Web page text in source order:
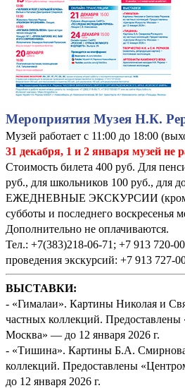
Мероприятия Музея Н.К.
Музей работает с 11:00 до 18:00
31 декабря, 1 и 2 января музей не
Стоимость билета 400 руб. Для
руб., для школьников 100 руб., для
ЕЖЕДНЕВНЫЕ ЭКСКУРСИИ (кроме
субботы и последнего воскресенья
Дополнительно не оплачиваются.
Тел.: +7(383)218-06-71; +7 913 720-
проведения экскурсий: +7 913 727-
ВЫСТАВКИ:
- «Гималаи». Картины Николая и
частных коллекций.
Москва» — до 12 января 2026 г.
- «Тишина». Картины Б.А.
коллекций. Предоставлены
до 12 января 2026 г.